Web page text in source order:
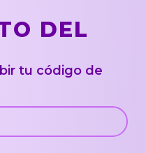
DEL
tu código de